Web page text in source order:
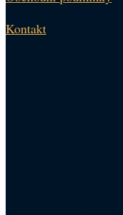
Kontakt